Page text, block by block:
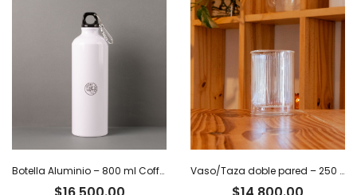
Botella Aluminio – 800 ml Coffee Tiger Co. Vaso/Taza doble pared – 250 ml